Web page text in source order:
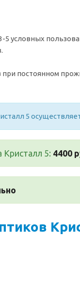
5 условных
постоянном
5
Кристалл 5: 4400